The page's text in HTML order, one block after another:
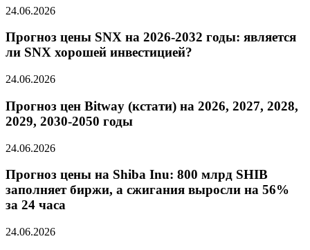
24.06.2026
Прогноз цены SNX на 2026-2032 годы: является
ли SNX хорошей инвестицией?
24.06.2026
Прогноз цен Bitway (кстати) на 2026, 2027, 2028,
2029, 2030-2050 годы
24.06.2026
Прогноз цены на Shiba Inu: 800 млрд SHIB
заполняет биржи, а сжигания выросли на 56%
за 24 часа
24.06.2026